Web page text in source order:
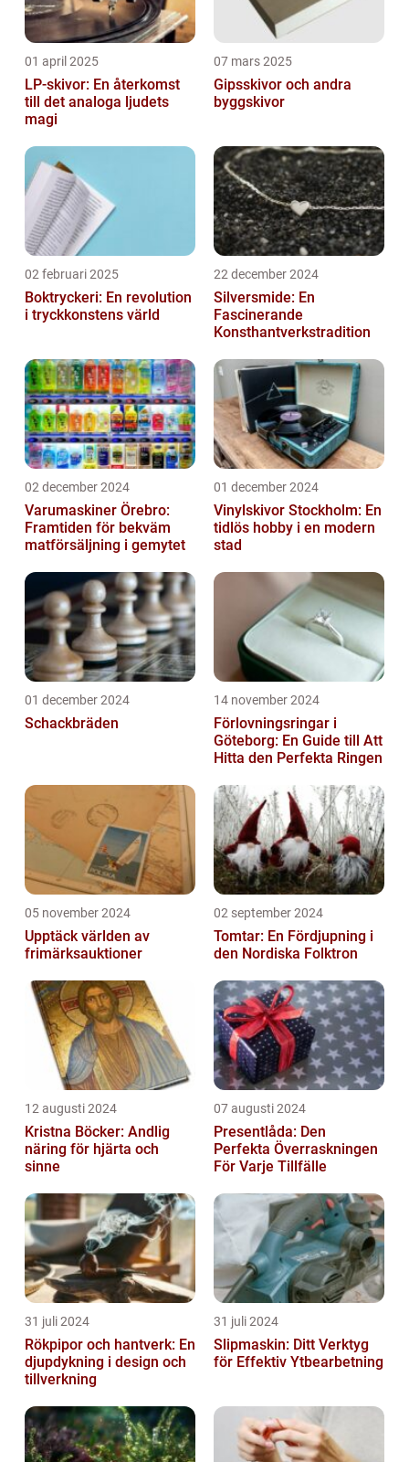
01 april 2025
LP-skivor: En återkomst
till det analoga ljudets
magi
07 mars 2025
Gipsskivor och andra
byggskivor
02 februari 2025
Boktryckeri: En revolution
i tryckkonstens värld
22 december 2024
Silversmide: En
Fascinerande
Konsthantverkstradition
02 december 2024
Varumaskiner Örebro:
Framtiden för bekväm
matförsäljning i gemytet
01 december 2024
Vinylskivor Stockholm: En
tidlös hobby i en modern
stad
01 december 2024
Schackbräden
14 november 2024
Förlovningsringar i
Göteborg: En Guide till Att
Hitta den Perfekta Ringen
05 november 2024
Upptäck världen av
frimärksauktioner
02 september 2024
Tomtar: En Fördjupning i
den Nordiska Folktron
12 augusti 2024
Kristna Böcker: Andlig
näring för hjärta och
sinne
07 augusti 2024
Presentlåda: Den
Perfekta Överraskningen
För Varje Tillfälle
31 juli 2024
Rökpipor och hantverk: En
djupdykning i design och
tillverkning
31 juli 2024
Slipmaskin: Ditt Verktyg
för Effektiv Ytbearbetning